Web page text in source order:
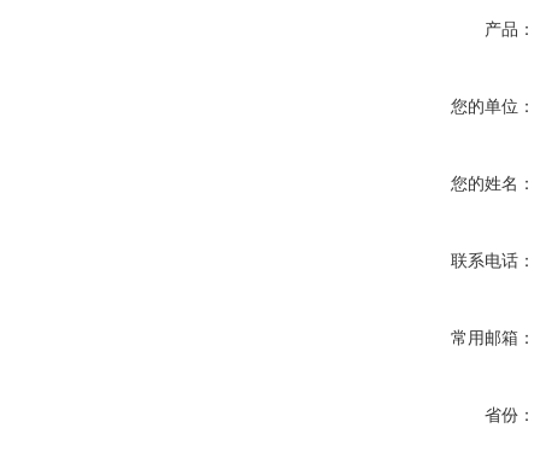
产品：
您的单位：
您的姓名：
联系电话：
常用邮箱：
省份：